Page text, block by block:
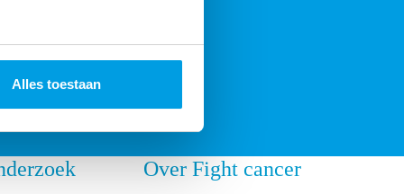
Alles toestaan
Over Fight cancer